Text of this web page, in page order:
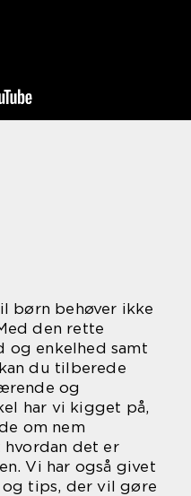
børn behøver ikke
den rette
og enkelhed samt
du tilberede
og
har vi kigget på,
om nem
hvordan det er
Vi har også givet
tips, der vil gøre